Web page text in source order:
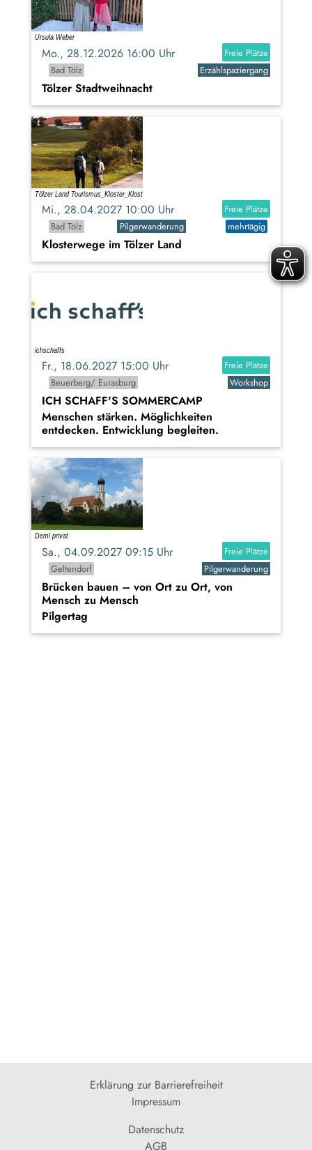
Mo., 28.12.2026 16:00 Uhr
Freie Plätze
Bad Tölz
Erzählspaziergang
Tölzer Stadtweihnacht
Mi., 28.04.2027 10:00 Uhr
Freie Plätze
Bad Tölz
Pilgerwanderung mehrtägig
Klosterwege im Tölzer Land
Fr., 18.06.2027 15:00 Uhr
Freie Plätze
Beuerberg/ Eurasburg
Workshop
ICH SCHAFF'S SOMMERCAMP
Menschen stärken. Möglichkeiten
entdecken. Entwicklung begleiten.
Sa., 04.09.2027 09:15 Uhr
Freie Plätze
Geltendorf
Pilgerwanderung
Brücken bauen – von Ort zu Ort, von
Mensch zu Mensch
Pilgertag
Erklärung zur Barrierefreiheit
Impressum
Datenschutz
AGB